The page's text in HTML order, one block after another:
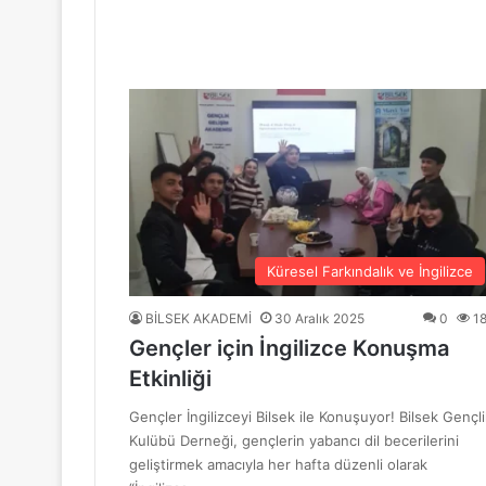
10 Haziran 2026
BİLSEK Türk Sanat Müziği Korosu
4 Haziran 2026
“Sevda ve Nostalji Yolculuğu”
18 Mayıs 2026
GENÇ YÜREKLER ŞİİRLE BULUŞTU
6 Mayıs 2026
Küresel Farkındalık ve İngilizce
BİLSEK AKADEMİ 30 Aralık 2025 0
Gençler için İngilizce Konuşma
Etkinliği
Gençler İngilizceyi Bilsek ile Konuşuyor! Bilsek
Kulübü Derneği, gençlerin yabancı dil becerilerini
geliştirmek amacıyla her hafta düzenli olarak